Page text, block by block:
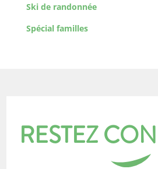
Ski de randonnée
Spécial familles
RESTEZ